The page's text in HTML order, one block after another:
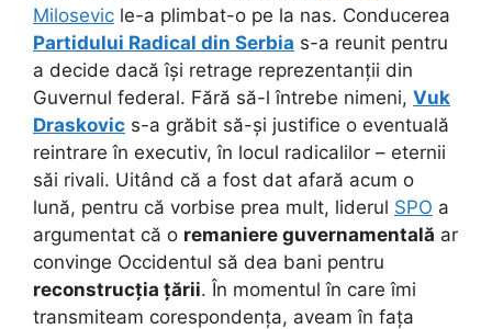
Milosevic le-a plimbat-o pe la nas. Conducerea
Partidului Radical din Serbia s-a reunit pentru
a decide dacă își retrage reprezentanții din
Guvernul federal. Fără să-l întrebe nimeni, Vuk
Draskovic s-a grăbit să-și justifice o eventuală
reintrare în executiv, în locul radicalilor – eternii
săi rivali. Uitând că a fost dat afară acum o
lună, pentru că vorbise prea mult, liderul SPO a
argumentat că o remaniere guvernamentală ar
convinge Occidentul să dea bani pentru
reconstrucția țării. În momentul în care îmi
transmiteam corespondența, aveam în fața